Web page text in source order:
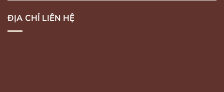
ĐỊA CHỈ LIÊN HỆ